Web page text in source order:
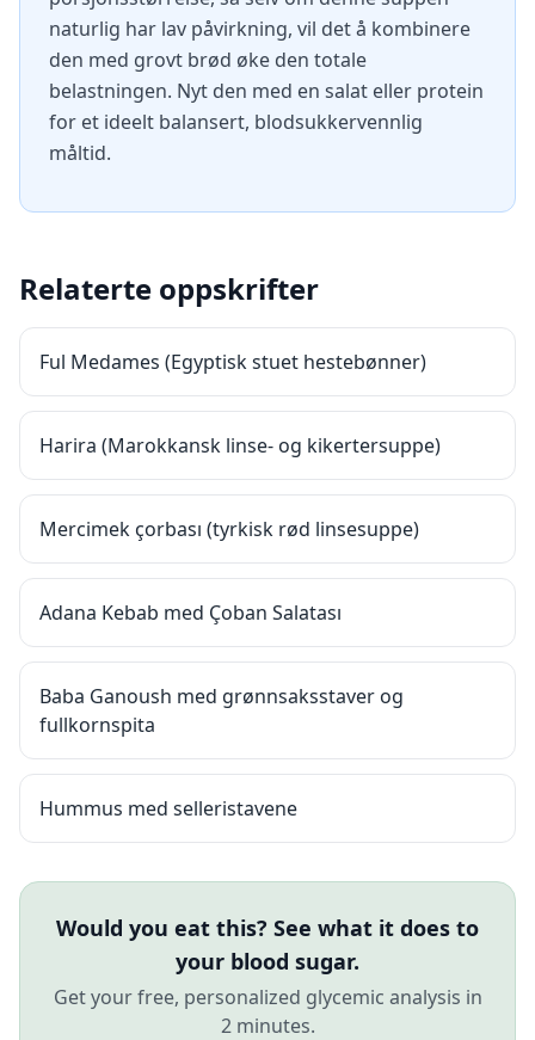
naturlig har lav påvirkning, vil det å kombinere
den med grovt brød øke den totale
belastningen. Nyt den med en salat eller protein
for et ideelt balansert, blodsukkervennlig
måltid.
Relaterte oppskrifter
Ful Medames (Egyptisk stuet hestebønner)
Harira (Marokkansk linse- og kikertersuppe)
Mercimek çorbası (tyrkisk rød linsesuppe)
Adana Kebab med Çoban Salatası
Baba Ganoush med grønnsaksstaver og
fullkornspita
Hummus med selleristavene
Would you eat this? See what it does to
your blood sugar.
Get your free, personalized glycemic analysis in
2 minutes.